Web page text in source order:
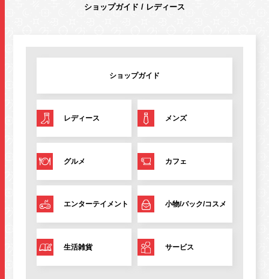
ショップガイド / レディース
ショップガイド
レディース メンズ
グルメ カフェ
エンターテイメント 小物/バック/コスメ
生活雑貨 サービス
フロアマップ
グルメガイド